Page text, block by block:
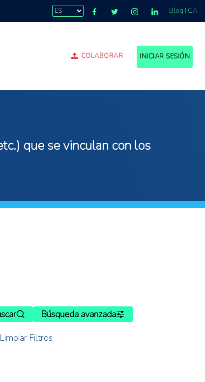
Blog IICA
COLABORAR INICIAR SESIÓN
que se vinculan con los
Búsqueda avanzada
Limpiar Filtros